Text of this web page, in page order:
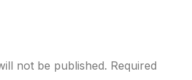
not be published. Required